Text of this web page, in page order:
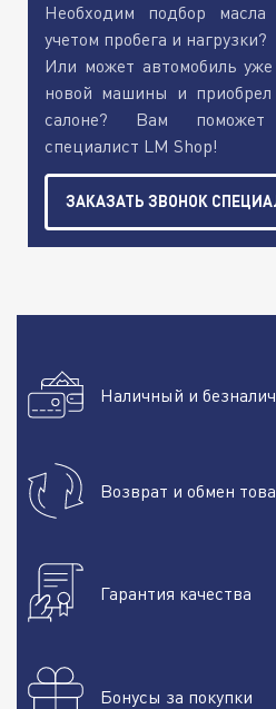
Необходим подбор
учетом пробега и нагрузки?
Или может автомобиль
новой машины и
салоне? Вам поможет
специалист LM Shop!
ЗАКАЗАТЬ ЗВОНОК
Наличный и
Возврат и обмен
Гарантия качества
Бонусы за покупки